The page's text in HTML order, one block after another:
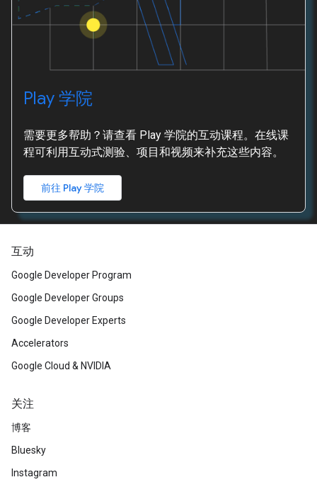
Play 学院
需要更多帮助？请查看 Play 学院的互动课程。在线课
程可利用互动式测验、项目和视频来补充这些内容。
前往 Play 学院
互动
Google Developer Program
Google Developer Groups
Google Developer Experts
Accelerators
Google Cloud & NVIDIA
关注
博客
Bluesky
Instagram